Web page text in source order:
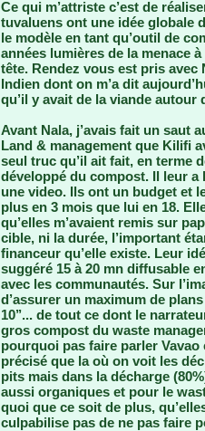
Ce qui m’attriste c’est de
tuvaluens ont une idée globale
le modèle en tant qu’outil de
années lumières de la menace
tête. Rendez vous est pris
Indien dont on m’a dit
qu’il y avait de la viande autour
Avant Nala, j’avais fait un saut
Land & management que Kilifi
seul truc qu’il ait fait, en terme
développé du compost. Il leur
une video. Ils ont un budget et
plus en 3 mois que lui en 18.
qu’elles m’avaient remis sur
cible, ni la durée, l’important
financeur qu’elle existe. Leur
suggéré 15 à 20 mn diffusable
avec les communautés. Sur
d’assurer un maximum de
10’’... de tout ce dont le
gros compost du waste
pourquoi pas faire parler
précisé que la où on voit les
pits mais dans la décharge
aussi organiques et pour le
quoi que ce soit de plus,
culpabilise pas de ne pas faire